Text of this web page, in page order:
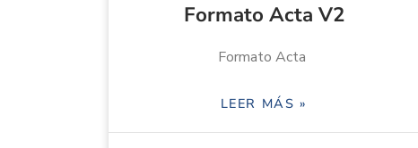
Formato Acta V2
Formato Acta
LEER MÁS »